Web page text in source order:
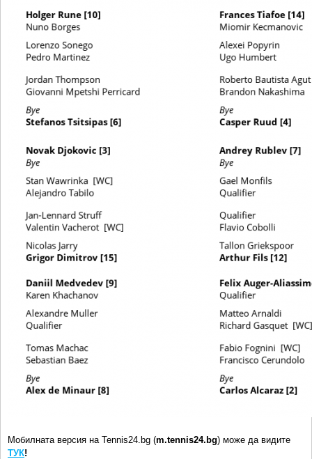
Мобилната версия на Tennis24.bg (m.tennis24.bg) може да видите
ТУК!